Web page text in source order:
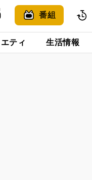
番組
ティ 生活情報